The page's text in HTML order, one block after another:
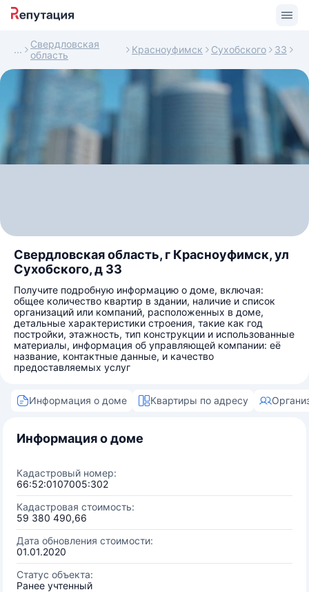
Свердловская
область
Красноуфимск Сухобского 33
Свердловская область, г Красноуфимск, ул
Сухобского, д 33
Получите подробную информацию о доме, включая:
общее количество квартир в здании, наличие и список
организаций или компаний, расположенных в доме,
детальные характеристики строения, такие как год
постройки, этажность, тип конструкции и использованные
материалы, информация об управляющей компании: её
название, контактные данные, и качество
предоставляемых услуг
Информация о доме Квартиры по адресу
Информация о доме
Кадастровый номер:
66:52:0107005:302
Кадастровая стоимость:
59 380 490,66
Дата обновления стоимости:
01.01.2020
Статус объекта:
Ранее учтенный